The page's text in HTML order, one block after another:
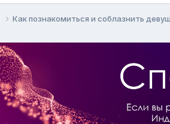
Как познакомиться и соблазнить